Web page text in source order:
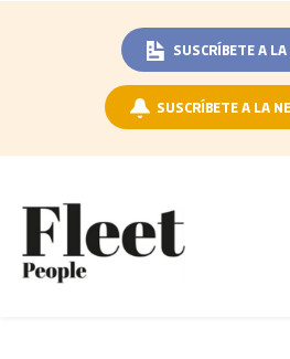
SUSCRÍBETE A
SUSCRÍBETE A LA